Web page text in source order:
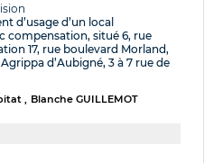
d’usage d’un local
compensation, situé 6, rue
17, rue boulevard Morland,
d’Aubigné, 3 à 7 rue de
Blanche GUILLEMOT